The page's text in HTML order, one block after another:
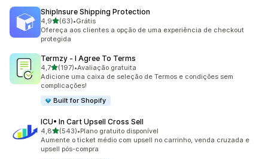
ShipInsure Shipping Protection
4,9de 5 estrelas
(63)
63 avaliações ao todo
•Grátis
Ofereça aos clientes a opção de uma experiência de checkout
protegida
Termzy ‑ I Agree To Terms
4,7de 5 estrelas
(197)
197 avaliações ao todo
•Avaliação gratuita
Adicione uma caixa de seleção de Termos e condições sem
complicações!
Built for Shopify
ICU• In Cart Upsell Cross Sell
4,8de 5 estrelas
(543)
543 avaliações ao todo
•Plano gratuito disponível
Aumente o ticket médio com upsell no carrinho, venda cruzada e
upsell pós-compra